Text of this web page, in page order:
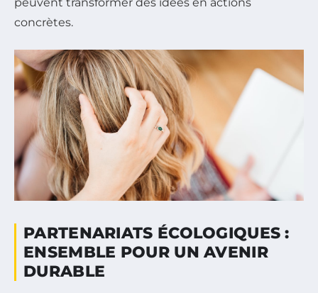
concrètes.
PARTENARIATS ÉCOLOGIQUES :
ENSEMBLE POUR UN AVENIR
DURABLE